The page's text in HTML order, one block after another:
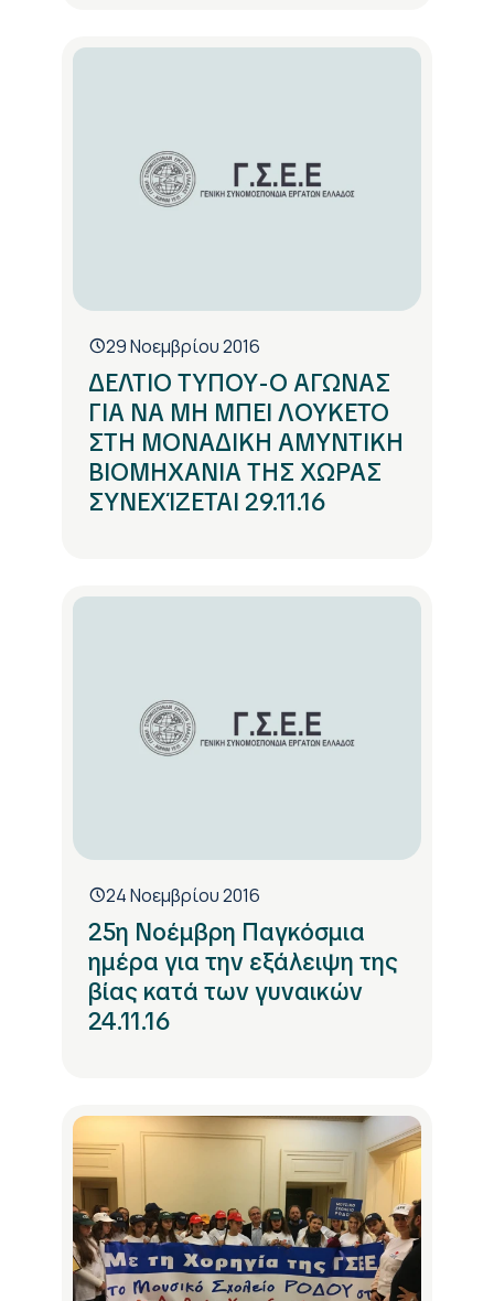
29 Νοεμβρίου 2016
ΔΕΛΤΙΟ ΤΥΠΟΥ-Ο ΑΓΩΝΑΣ
ΓΙΑ ΝΑ ΜΗ ΜΠΕΙ ΛΟΥΚΕΤΟ
ΣΤΗ ΜΟΝΑΔΙΚΗ ΑΜΥΝΤΙΚΗ
ΒΙΟΜΗΧΑΝΙΑ ΤΗΣ ΧΩΡΑΣ
ΣΥΝΕΧΊΖΕΤΑΙ 29.11.16
24 Νοεμβρίου 2016
25η Νοέμβρη Παγκόσμια
ημέρα για την εξάλειψη της
βίας κατά των γυναικών
24.11.16